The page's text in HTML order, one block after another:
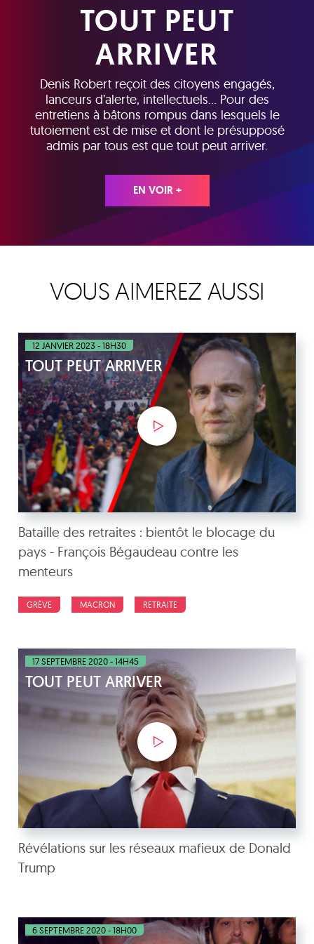
TOUT PEUT
ARRIVER
Denis Robert reçoit des citoyens engagés,
lanceurs d’alerte, intellectuels… Pour des
entretiens à bâtons rompus dans lesquels le
tutoiement est de mise et dont le présupposé
admis par tous est que tout peut arriver.
EN VOIR +
VOUS AIMEREZ AUSSI
12 JANVIER 2023 - 18H30
TOUT PEUT ARRIVER
Bataille des retraites : bientôt le blocage du
pays - François Bégaudeau contre les
menteurs
GRÈVE MACRON RETRAITE
17 SEPTEMBRE 2020 - 14H45
TOUT PEUT ARRIVER
Révélations sur les réseaux mafieux de Donald
Trump
6 SEPTEMBRE 2020 - 18H00